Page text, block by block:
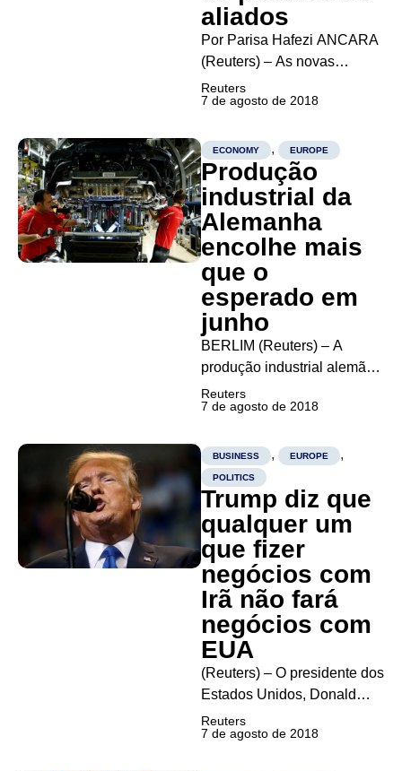
aliados
Por Parisa Hafezi ANCARA
(Reuters) – As novas
sanções dos Estados
Unidos contra o Irã entraram
o presidente norte-
americano, Donald Trump,
que desafiou aliados de
Washington para impor as
medidas, disse que
qualquer empresa que...
Reuters
7 de agosto de 2018
ECONOMY , EUROPE
Produção
industrial da
Alemanha
encolhe mais
que o
esperado em
junho
BERLIM (Reuters) – A
produção industrial alemã
caiu mais que o esperado
em junho, após ter saltado
que a maior economia da
Europa encerrou o segundo
trimestre mais fraca, já que
as exportações
permaneceram estáveis. O...
Reuters
7 de agosto de 2018
BUSINESS , EUROPE ,
POLITICS
Trump diz que
qualquer um
que fizer
negócios com
Irã não fará
negócios com
EUA
(Reuters) – O presidente dos
Estados Unidos, Donald
Trump, disse nesta terça-
feira que as novas sanções
Reuters
7 de agosto de 2018